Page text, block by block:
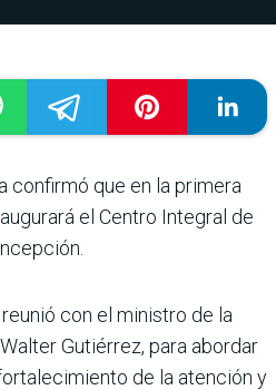
confirmó que en la primera
el Centro Integral de
con el ministro de la
Gutiérrez, para abordar
de la atención y